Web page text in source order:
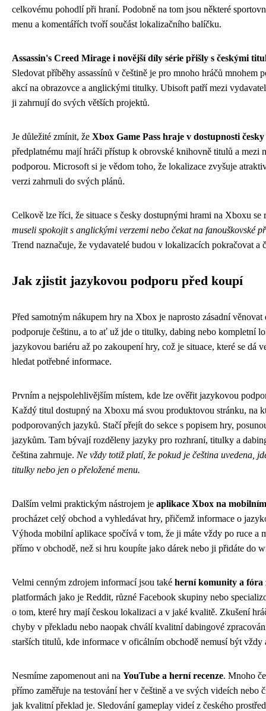
celkovému pohodlí při hraní. Podobně na tom jsou některé
menu a komentářích tvoří součást lokalizačního balíčku.
Assassin's Creed Mirage i novější díly série přišly s českými
Sledovat příběhy assassínů v češtině je pro mnoho hráčů mnohem
akcí na obrazovce a anglickými titulky. Ubisoft patří mezi
ji zahrnují do svých větších projektů.
Je důležité zmínit, že Xbox Game Pass hraje v dostupnosti
předplatnému mají hráči přístup k obrovské knihovně titulů a mezi
podporou. Microsoft si je vědom toho, že lokalizace zvyšuje
verzi zahrnuli do svých plánů.
Celkově lze říci, že situace s česky dostupnými hrami na Xboxu
museli spokojit s anglickými verzemi nebo čekat na fanouškovské
Trend naznačuje, že vydavatelé budou v lokalizacích pokračovat a
Jak zjistit jazykovou podporu před koupí
Před samotným nákupem hry na Xbox je naprosto zásadní
podporuje češtinu, a to ať už jde o titulky, dabing nebo kompletní
jazykovou bariéru až po zakoupení hry, což je situace, které se dá
hledat potřebné informace.
Prvním a nejspolehlivějším místem, kde lze ověřit jazykovou
Každý titul dostupný na Xboxu má svou produktovou stránku, na
podporovaných jazyků. Stačí přejít do sekce s popisem hry,
jazykům. Tam bývají rozděleny jazyky pro rozhraní, titulky a
čeština zahrnuje. Ne vždy totiž platí, že pokud je čeština uvedena,
titulky nebo jen o přeložené menu.
Dalším velmi praktickým nástrojem je aplikace Xbox na
procházet celý obchod a vyhledávat hry, přičemž informace o
Výhoda mobilní aplikace spočívá v tom, že ji máte vždy po ruce a
přímo v obchodě, než si hru koupíte jako dárek nebo ji přidáte do
Velmi cenným zdrojem informací jsou také herní komunity a fóra
platformách jako je Reddit, různé Facebook skupiny nebo
o tom, které hry mají českou lokalizaci a v jaké kvalitě. Zkušení
chyby v překladu nebo naopak chválí kvalitní dabingové
starších titulů, kde informace v oficálním obchodě nemusí být
Nesmíme zapomenout ani na YouTube a herní recenze. Mnoho
přímo zaměřuje na testování her v češtině a ve svých videích nebo
jak kvalitní překlad je. Sledování gameplay videí z českého